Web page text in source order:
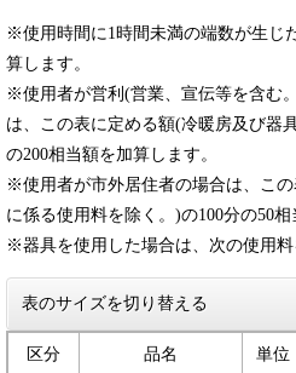
※使用時間に1時間未満の端数が生じ
算します。
※使用者が営利(営業、宣伝等を含む
は、この表に定める額(冷暖房及び器
の200相当額を加算します。
※使用者が市外居住者の場合は、こ
に係る使用料を除く。)の100分の50相
※器具を使用した場合は、次の使用料
表のサイズを切り替える
区分 品名 単位